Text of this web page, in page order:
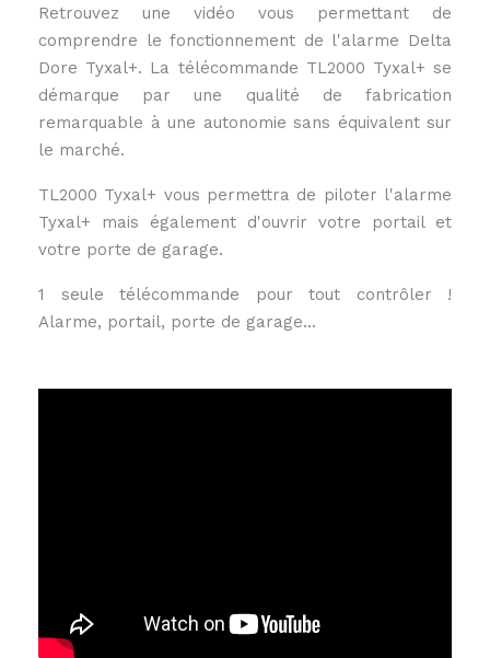
Retrouvez une vidéo vous permettant de
comprendre le fonctionnement de l'alarme Delta
Dore Tyxal+. La télécommande TL2000 Tyxal+ se
démarque par une qualité de fabrication
remarquable à une autonomie sans équivalent sur
le marché.
TL2000 Tyxal+ vous permettra de piloter l'alarme
Tyxal+ mais également d'ouvrir votre portail et
votre porte de garage.
1 seule télécommande pour tout contrôler !
Alarme, portail, porte de garage...